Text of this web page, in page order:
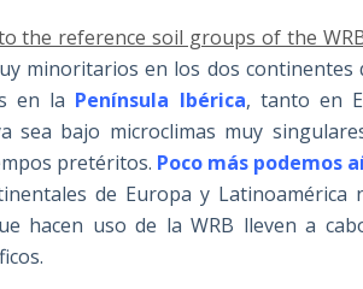
the reference soil groups of the
minoritarios en los dos
en la Península Ibérica, tanto en
sea bajo microclimas muy
pretéritos. Poco más podemos
de Europa y Latinoamérica
hacen uso de la WRB lleven a